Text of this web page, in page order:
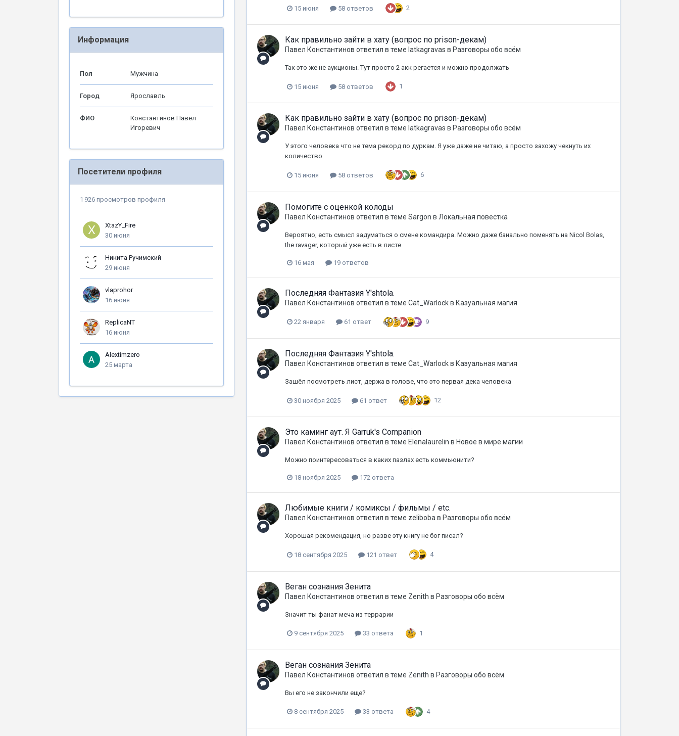
Информация
Пол Мужчина
Город Ярославль
ФИО
Константинов Павел
Игоревич
Посетители профиля
1 926 просмотров профиля
XtazY_Fire
30 июня
Никита Ручимский
29 июня
vlaprohor
16 июня
ReplicaNT
16 июня
Alextimzero
25 марта
15 июня 58 ответов 2
Как правильно зайти в хату (вопрос по prison-декам)
Павел Константинов ответил в теме latkagravas в Разговоры обо всём
Так это же не аукционы. Тут просто 2 акк регается и можно продолжать
15 июня 58 ответов 1
Как правильно зайти в хату (вопрос по prison-декам)
Павел Константинов ответил в теме latkagravas в Разговоры обо всём
У этого человека что не тема рекорд по дуркам. Я уже даже не читаю, а просто захожу чекнуть их
количество
15 июня 58 ответов 6
Помогите с оценкой колоды
Павел Константинов ответил в теме Sargon в Локальная повестка
Вероятно, есть смысл задуматься о смене командира. Можно даже банально поменять на Nicol Bolas,
the ravager, который уже есть в листе
16 мая 19 ответов
Последняя Фантазия Y'shtola.
Павел Константинов ответил в теме Cat_Warlockв Казуальная магия
22 января 61 ответ 9
Последняя Фантазия Y'shtola.
Павел Константинов ответил в теме Cat_Warlockв Казуальная магия
Зашёл посмотреть лист, держа в голове, что это первая дека человека
30 ноября 2025 61 ответ 12
Это каминг аут. Я Garruk's Companion
Павел Константинов ответил в теме Elenalaurelin в Новое в мире магии
Можно поинтересоваться в каких пазлах есть коммьюнити?
18 ноября 2025 172 ответа
Любимые книги / комиксы / фильмы / etc.
Павел Константинов ответил в теме zelibobaв Разговоры обо всём
Хорошая рекомендация, но разве эту книгу не бог писал?
18 сентября 2025 121 ответ 4
Веган сознания Зенита
Павел Константинов ответил в теме Zenith в Разговоры обо всём
Значит ты фанат меча из террарии
9 сентября 2025 33 ответа 1
Веган сознания Зенита
Павел Константинов ответил в теме Zenith в Разговоры обо всём
Вы его не закончили еще?
8 сентября 2025 33 ответа 4